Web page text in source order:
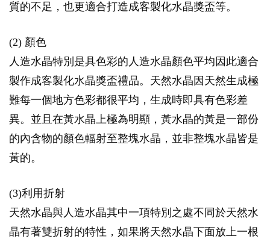
質的不足，也更適合打造成客製化水晶獎盃等。
(2) 顏色
人造水晶特別是具色彩的人造水晶顏色平均因此適合
製作成客製化水晶獎盃禮品。天然水晶因天然生成極
難每一個地方色彩都很平均，生成時即具有色彩差
異。並且在黃水晶上極為明顯，黃水晶的黃是一部份
的內含物的顏色輻射至整塊水晶，並非整塊水晶皆是
黃的。
(3)利用折射
天然水晶與人造水晶其中一項特別之處不同於天然水
晶有著雙折射的特性，如果將天然水晶下面放上一根